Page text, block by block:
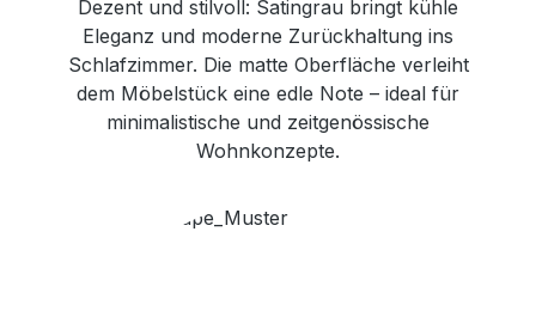
Dezent und stilvoll: Satingrau bringt kühle
Eleganz und moderne Zurückhaltung ins
Schlafzimmer. Die matte Oberfläche verleiht
dem Möbelstück eine edle Note – ideal für
minimalistische und zeitgenössische
Wohnkonzepte.